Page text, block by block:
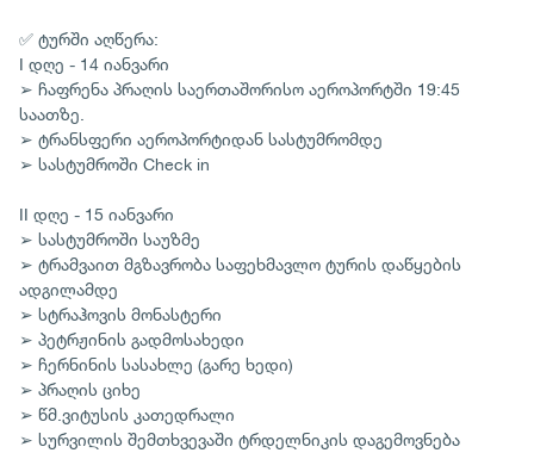
✅ ტურში აღწერა:
I დღე - 14 იანვარი
➢ ჩაფრენა პრაღის საერთაშორისო აეროპორტში 19:45
საათზე.
➢ ტრანსფერი აეროპორტიდან სასტუმრომდე
➢ სასტუმროში Check in
II დღე - 15 იანვარი
➢ სასტუმროში საუზმე
➢ ტრამვაით მგზავრობა საფეხმავლო ტურის დაწყების
ადგილამდე
➢ სტრაჰოვის მონასტერი
➢ პეტრჟინის გადმოსახედი
➢ ჩერნინის სასახლე (გარე ხედი)
➢ პრაღის ციხე
➢ წმ.ვიტუსის კათედრალი
➢ სურვილის შემთხვევაში ტრდელნიკის დაგემოვნება